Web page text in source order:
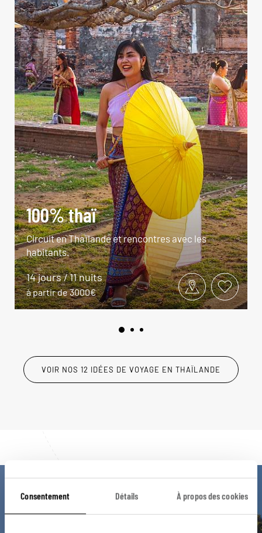
Consentement Détails À propos des cookies
100% thaï
Circuit en Thaïlande et rencontres avec les
habitants.
14 jours / 11 nuits
à partir de 3000€
VOIR NOS 12 IDÉES DE VOYAGE EN THAÏLANDE
Luciole,